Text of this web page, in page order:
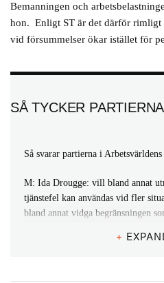
Bemanningen och
hon. Enligt ST är det därför rimligt
vid försummelser ökar istället för
SÅ TYCKER PARTIERNA
Så svarar partierna i Arbetsvärldens
M: Ida Drougge: vill bland annat
tjänstefel kan användas vid fler
bland annat vidga begränsningen
+